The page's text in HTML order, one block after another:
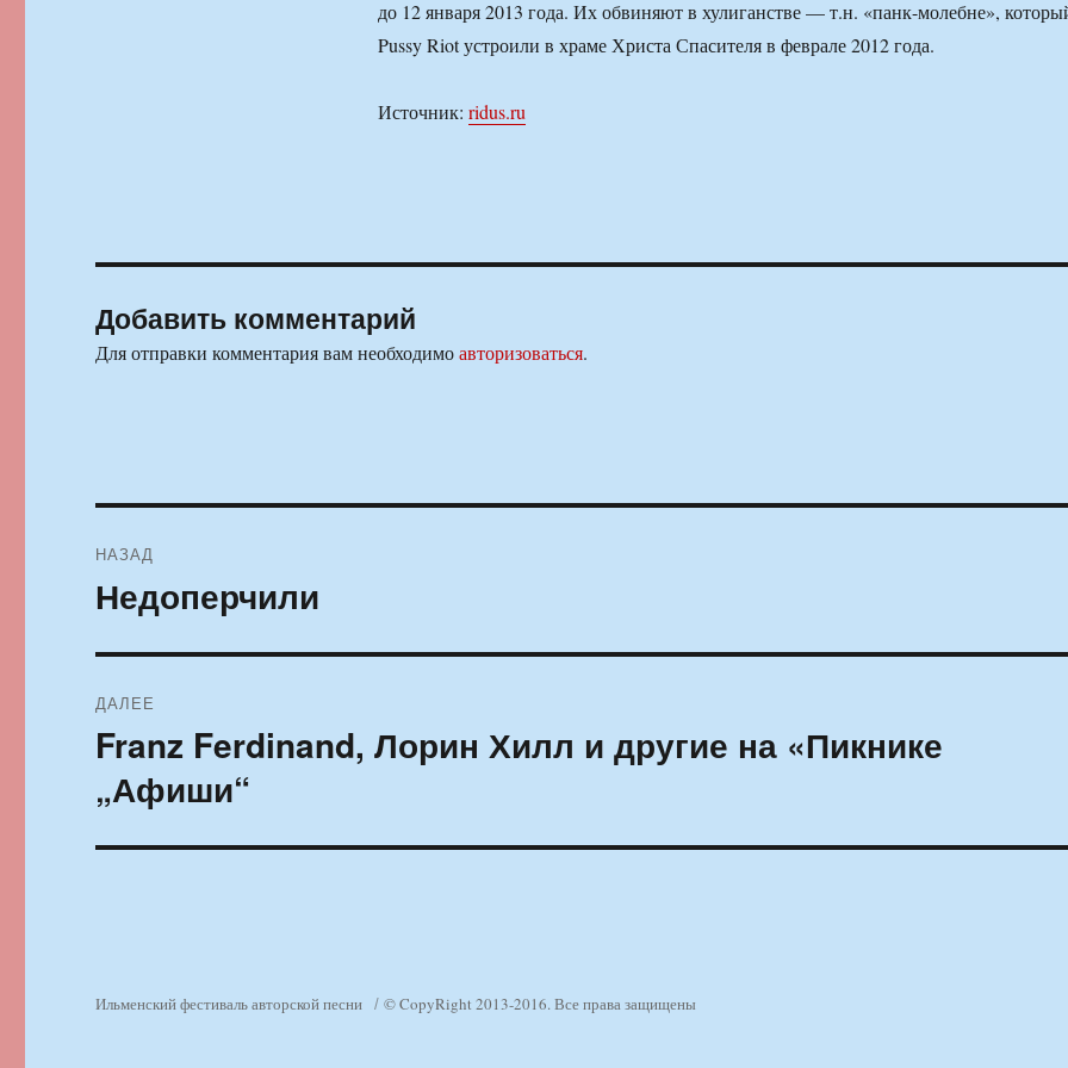
до 12 января 2013 года. Их обвиняют в хулиганстве — т.н. «панк-молебне»,
Pussy Riot устроили в храме Христа Спасителя в феврале 2012 года.
Источник: ridus.ru
Добавить комментарий
Для отправки комментария вам необходимоавторизоваться.
по
НАЗАД
Предыдущая
запись:
Недоперчили
ДАЛЕЕ
Следующая
запись:
Franz Ferdinand, Лорин Хилл и другие на «Пикнике
„Афиши“
Ильменский фестиваль авторской песни © CopyRight 2013-2016. Все права защищены